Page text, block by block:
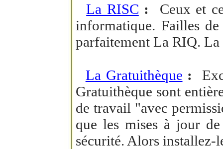
La RISC :
Ceux et
informatique. Failles
parfaitement La RIQ. La
La Gratuithèque :
Gratuithèque sont
de travail "avec
que les mises à jour
sécurité. Alors